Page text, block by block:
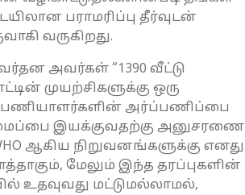
பராமரிப்பு தீர்வுடன்
வருகிறது.
அவர்கள் “1390 வீட்டு
முயற்சிகளுக்கு ஒரு
பணியாளர்களின் அர்ப்பணிப்பை
இயக்குவதற்கு அனுசரணை
ஆகிய நிறுவனங்களுக்கு எனது
மேலும் இந்த தரப்புகளின்
உதவுவது மட்டுமல்லாமல்,